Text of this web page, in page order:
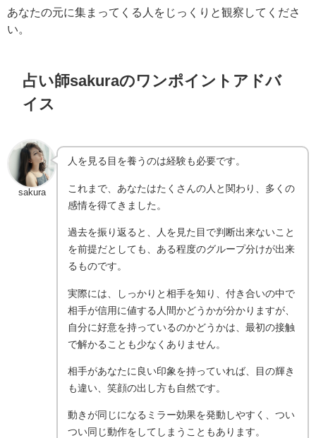
あなたの元に集まってくる人をじっくりと観察してくださ
い。
占い師sakuraのワンポイントアドバ
イス
sakura
人を見る目を養うのは経験も必要です。
これまで、あなたはたくさんの人と関わり、多くの
感情を得てきました。
過去を振り返ると、人を見た目で判断出来ないこと
を前提だとしても、ある程度のグループ分けが出来
るものです。
実際には、しっかりと相手を知り、付き合いの中で
相手が信用に値する人間かどうかが分かりますが、
自分に好意を持っているのかどうかは、最初の接触
で解かることも少なくありません。
相手があなたに良い印象を持っていれば、目の輝き
も違い、笑顔の出し方も自然です。
動きが同じになるミラー効果を発動しやすく、つい
つい同じ動作をしてしまうこともあります。